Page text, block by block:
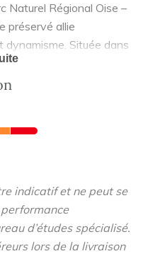
Naturel Régional Oise –
préservé allie
dynamisme. Située dans
cette résidence
individuelles de 4 à 5
en nue-
usufruit privé sur 12
indicatif et ne peut se
d’études spécialisé.
lors de la livraison